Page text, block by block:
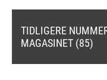
TIDLIGERE
MAGASINET (85)